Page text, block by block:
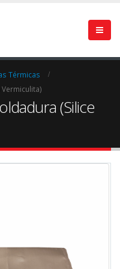
Térmicas
Vermiculita)
(Silice